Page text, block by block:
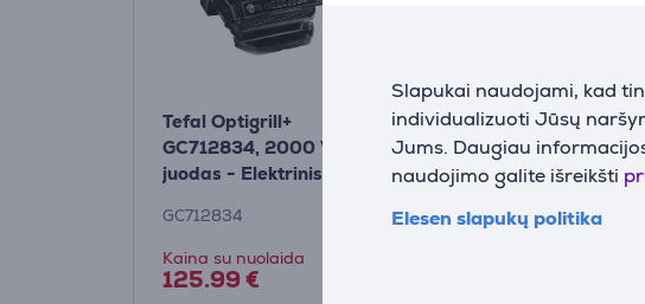
Slapukai naudojami, kad
individualizuoti Jūsų
Jums. Daugiau
naudojimo galite išreikšti
Elesen slapukų politika
Tefal Optigrill+
GC712834, 2000 W,
juodas - Elektrinis
GC712834
Kaina su nuolaida
125.99 €
Elektrinis grilis Tefal
Prekė - GC714834
GC714834